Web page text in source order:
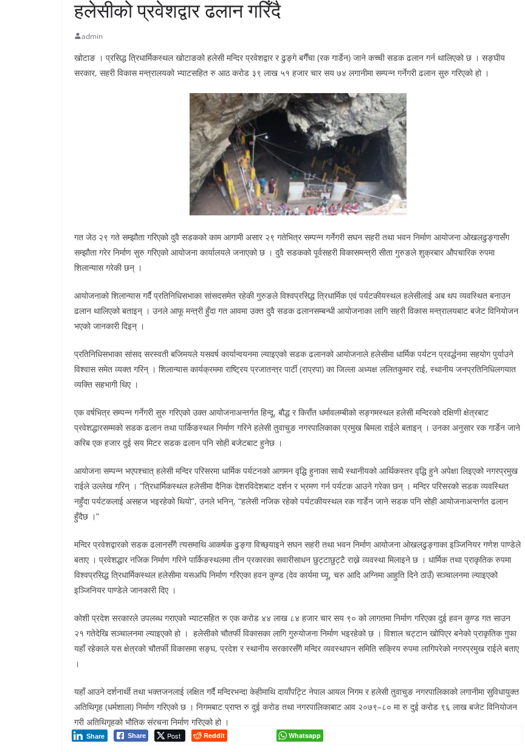
हलेसीको प्रवेशद्वार ढलान गरिँदै
admin
खोटाङ । प्रसिद्ध त्रिधार्मिकस्थल खोटाङको हलेसी मन्दिर प्रवेशद्वार र ढुङ्गे बगैँचा (रक गार्डेन) जाने कच्ची सडक ढलान गर्न थालिएको छ । सङ्घीय
सरकार, सहरी विकास मन्त्रालयको भ्याटसहित रु आठ करोड ३९ लाख ५१ हजार चार सय ७४ लगानीमा सम्पन्न गर्नेगरी ढलान सुरु गरिएको हो ।
गत जेठ २९ गते सम्झौता गरिएको दुवै सडकको काम आगामी असार २९ गतेभित्र सम्पन्न गर्नेगरी सघन सहरी तथा भवन निर्माण आयोजना ओखलढुङ्गासँग
सम्झौता गरेर निर्माण सुरु गरिएको आयोजना कार्यालयले जनाएको छ । दुवै सडकको पूर्वसहरी विकासमन्त्री सीता गुरुङले शुक्रबार औपचारिक रुपमा
शिलान्यास गरेकी छन् ।
आयोजनाको शिलान्यास गर्दै प्रतिनिधिसभाका सांसदसमेत रहेकी गुरुङले विश्वप्रसिद्ध त्रिधार्मिक एवं पर्यटकीयस्थल हलेसीलाई अब थप व्यवस्थित बनाउन
ढलान थालिएको बताइन् । उनले आफू मन्त्री हुँदा गत आवमा उक्त दुवै सडक ढलानसम्बन्धी आयोजनाका लागि सहरी विकास मन्त्रालयबाट बजेट विनियोजन
भएको जानकारी दिइन् ।
प्रतिनिधिसभाका सांसद सरस्वती बजिमयले यसवर्ष कार्यान्वयनमा ल्याइएको सडक ढलानको आयोजनाले हलेसीमा धार्मिक पर्यटन प्रवर्द्धनमा सहयोग पुर्याउने
विश्वास समेत व्यक्त गरिन् । शिलान्यास कार्यक्रममा राष्ट्रिय प्रजातन्त्र पार्टी (राप्रपा) का जिल्ला अध्यक्ष ललितकुमार राई, स्थानीय जनप्रतिनिधिलगयात
व्यक्ति सहभागी थिए ।
एक वर्षभित्र सम्पन्न गर्नेगरी सुरु गरिएको उक्त आयोजनाअन्तर्गत हिन्दू, बौद्ध र किराँत धर्मावलम्बीको सङ्गमस्थल हलेसी मन्दिरको दक्षिणी क्षेत्रबाट
प्रवेशद्धारसम्मको सडक ढलान तथा पार्किङस्थल निर्माण गरिने हलेसी तुवाचुङ नगरपालिकाका प्रमुख बिमला राईले बताइन् । उनका अनुसार रक गार्डेन जाने
करिब एक हजार दुई सय मिटर सडक ढलान पनि सोही बजेटबाट हुनेछ ।
आयोजना सम्पन्न भएपश्चात् हलेसी मन्दिर परिसरमा धार्मिक पर्यटनको आगमन वृद्धि हुनाका साथै स्थानीयको आर्थिकस्तर वृद्धि हुने अपेक्षा लिइएको नगरप्रमुख
राईले उल्लेख गरिन् । “त्रिधार्मिकस्थल हलेसीमा दैनिक देशरविदेशबाट दर्शन र भ्रमण गर्न पर्यटक आउने गरेका छन् । मन्दिर परिसरको सडक व्यवस्थित
नहुँदा पर्यटकलाई असहज भइरहेको थियो”, उनले भनिन्, “हलेसी नजिक रहेको पर्यटकीयस्थल रक गार्डेन जाने सडक पनि सोही आयोजनाअन्तर्गत ढलान
हुँदैछ ।”
मन्दिर प्रवेशद्वारको सडक ढलानसँगै त्यसमाथि आकर्षक ढुङ्गा विच्छ्याइने सघन सहरी तथा भवन निर्माण आयोजना ओखलढुङ्गाका इञ्जिनियर गणेश पाण्डेले
बताए । प्रवेशद्धार नजिक निर्माण गरिने पार्किङस्थलमा तीन प्रकारका सवारीसाधन छुट्टाछुट्टै राख्ने व्यवस्था मिलाइने छ । धार्मिक तथा प्राकृतिक रुपमा
विश्वप्रसिद्ध त्रिधार्मिकस्थल हलेसीमा यसअघि निर्माण गरिएका हवन कुण्ड (देव कार्यमा घ्यू, चरु आदि अग्निमा आहुति दिने ठाउँ) सञ्चालनमा ल्याइएको
इञ्जिनियर पाण्डेले जानकारी दिए ।
कोशी प्रदेश सरकारले उपलब्ध गराएको भ्याटसहित रु एक करोड ४४ लाख ८४ हजार चार सय ९० को लागतमा निर्माण गरिएका दुई हवन कुण्ड गत साउन
२१ गतेदेखि सञ्चालनमा ल्याइएको हो । हलेसीको चौतर्फी विकासका लागि गुरुयोजना निर्माण भइरहेको छ । विशाल चट्टान खोपिएर बनेको प्राकृतिक गुफा
यहाँ रहेकाले यस क्षेत्रको चौतर्फी विकासमा सङ्घ, प्रदेश र स्थानीय सरकारसँगै मन्दिर व्यवस्थापन समिति सक्रिय रुपमा लागिपरेको नगरप्रमुख राईले बताए
।
यहाँ आउने दर्शनार्थी तथा भक्तजनलाई लक्षित गर्दै मन्दिरभन्दा केहीमाथि दायाँपट्टि नेपाल आयल निगम र हलेसी तुवाचुङ नगरपालिकाको लगानीमा सुविधायुक्त
अतिथिगृह (धर्मशाला) निर्माण गरिएको छ । निगमबाट प्राप्त रु दुई करोड तथा नगरपालिकाबाट आव २०७९–८० मा रु दुई करोड ९६ लाख बजेट विनियोजन
गरी अतिथिगृहको भौतिक संरचना निर्माण गरिएको हो ।
Share Post
Share Reddit Whatsapp